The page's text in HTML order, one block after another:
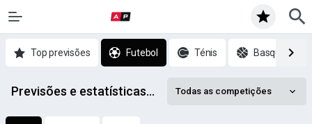
Top previsões Futebol Ténis Basquetebol
Previsões e estatísticas de Futebol mais recentes Todas as competições